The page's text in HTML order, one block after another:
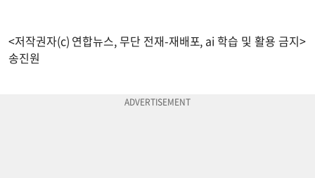
<저작권자(c) 연합뉴스, 무단 전재-재배포, ai 학습 및 활용 금지>
송진원